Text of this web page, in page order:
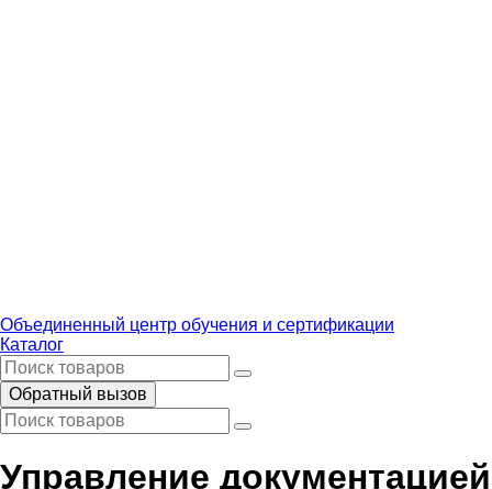
Объединенный центр обучения и сертификации
Каталог
Обратный вызов
Управление документацией